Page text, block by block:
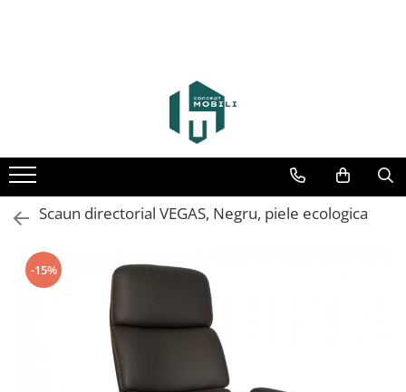
Scaun directorial VEGAS, Negru, piele ecologica
-15%